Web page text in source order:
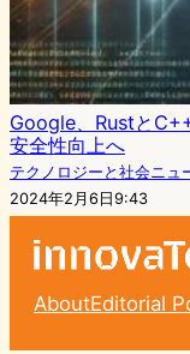
Google、Rustと
安全性向上へ
テクノロジーと社会ニュ
2024年2月6日9:43
AboutEditorial